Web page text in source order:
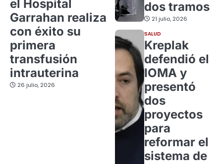
el Hospital
Garrahan realiza
con éxito su
primera
transfusión
intrauterina
26 julio, 2026
dos tramos
21 julio, 2026
SALUD
Kreplak
defendió el
IOMA y
presentó
dos
proyectos
para
reformar el
sistema de